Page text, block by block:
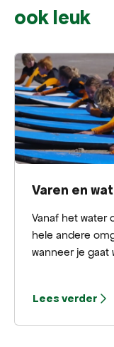
ook leuk
Varen en
Vanaf het water
hele andere
wanneer je gaat
Bergen.
Lees verder